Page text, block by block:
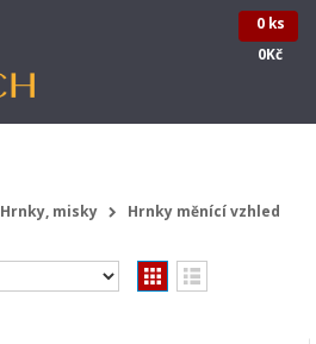
0 ks
0Kč
Hrnky, misky Hrnky měnící vzhled